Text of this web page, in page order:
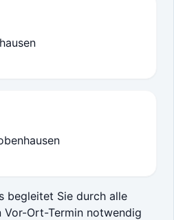
begleitet Sie durch alle
Vor-Ort-Termin notwendig